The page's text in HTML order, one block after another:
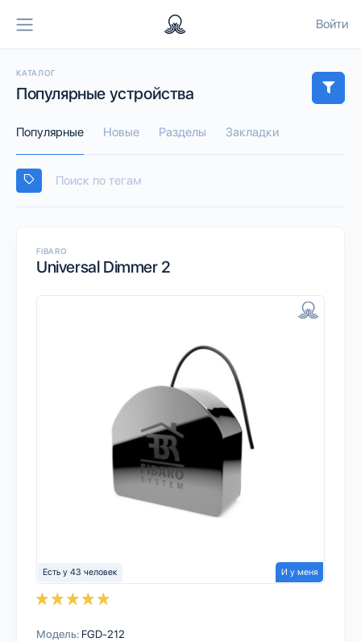
Войти
КАТАЛОГ
Популярные устройства
Популярные Новые Разделы Закладки
FIBARO
Universal Dimmer 2
Есть у 43 человек И у меня
Модель: FGD-212